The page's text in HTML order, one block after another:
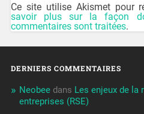
Ce site utilise Akismet pour
savoir plus sur la façon
commentaires sont traitées.
DERNIERS COMMENTAIRES
Neobeedans Les enjeux de
entreprises (RSE)